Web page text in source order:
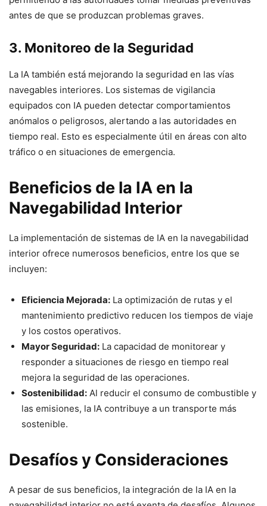
antes de que se produzcan problemas graves.
3. Monitoreo de la Seguridad
La IA también está mejorando la seguridad en las vías
navegables interiores. Los sistemas de vigilancia
equipados con IA pueden detectar comportamientos
anómalos o peligrosos, alertando a las autoridades en
tiempo real. Esto es especialmente útil en áreas con alto
tráfico o en situaciones de emergencia.
Beneficios de la IA en la
Navegabilidad Interior
La implementación de sistemas de IA en la navegabilidad
interior ofrece numerosos beneficios, entre los que se
incluyen:
Eficiencia Mejorada: La optimización de rutas y el
mantenimiento predictivo reducen los tiempos de viaje
y los costos operativos.
Mayor Seguridad: La capacidad de monitorear y
responder a situaciones de riesgo en tiempo real
mejora la seguridad de las operaciones.
Sostenibilidad: Al reducir el consumo de combustible y
las emisiones, la IA contribuye a un transporte más
sostenible.
Desafíos y Consideraciones
A pesar de sus beneficios, la integración de la IA en la